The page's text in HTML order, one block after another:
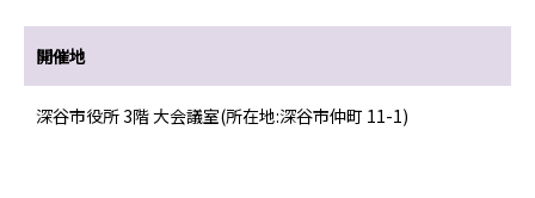
開催地
深谷市役所 3階 大会議室(所在地:深谷市仲町 11-1)